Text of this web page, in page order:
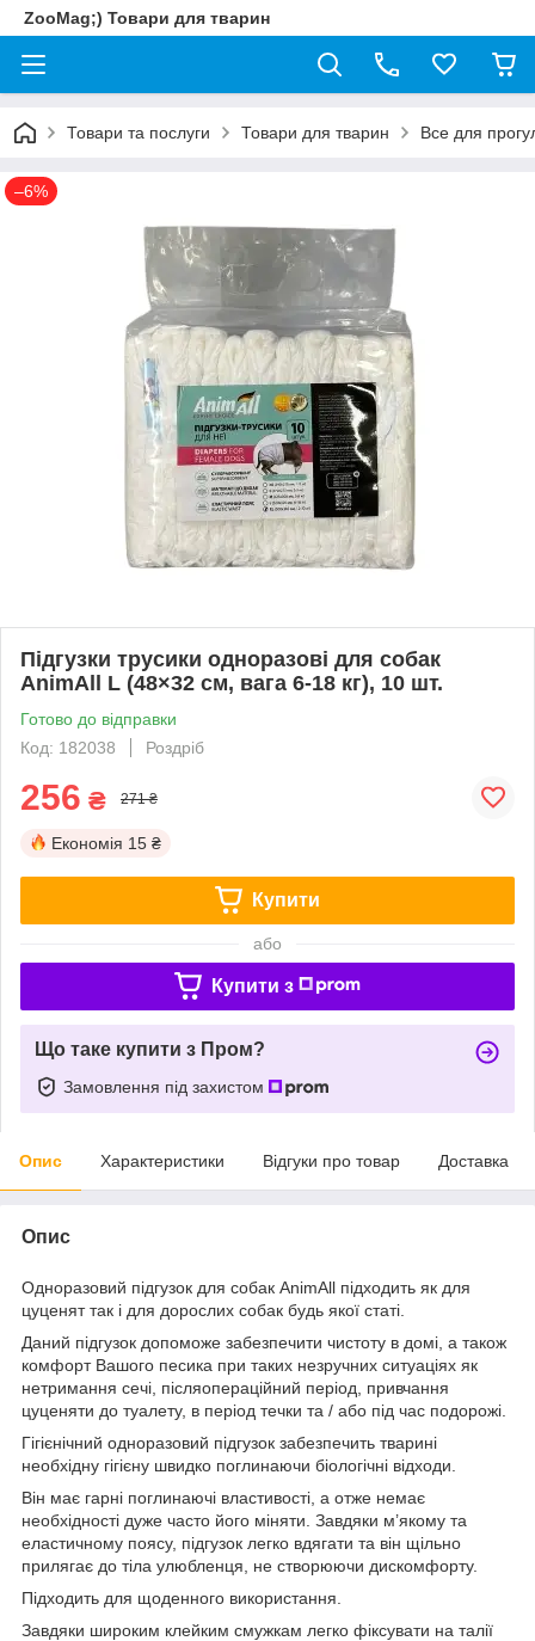
ZooMag;) Товари для тварин
Товари та послуги Товари для тварин Все для
–6%
Підгузки трусики одноразові для собак
AnimAll L (48×32 см, вага 6-18 кг), 10 шт.
Готово до відправки
Код: 182038
Роздріб
256 ₴ 271 ₴
Економія 15 ₴
Купити
або
Купити з
Що таке купити з Пром?
Замовлення під захистом
Опис Характеристики Відгуки про товар Доставка
Опис
Одноразовий підгузок для собак AnimAll підходить як для
цуценят так і для дорослих собак будь якої статі.
Даний підгузок допоможе забезпечити чистоту в домі, а також
комфорт Вашого песика при таких незручних ситуаціях як
нетримання сечі, післяопераційний період, привчання
цуценяти до туалету, в період течки та / або під час подорожі.
Гігієнічний одноразовий підгузок забезпечить тварині
необхідну гігієну швидко поглинаючи біологічні відходи.
Він має гарні поглинаючі властивості, а отже немає
необхідності дуже часто його міняти. Завдяки м’якому та
еластичному поясу, підгузок легко вдягати та він щільно
прилягає до тіла улюбленця, не створюючи дискомфорту.
Підходить для щоденного використання.
Завдяки широким клейким смужкам легко фіксувати на талії